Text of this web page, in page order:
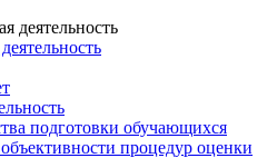
деятельность
подготовки обучающихся
процедур оценки